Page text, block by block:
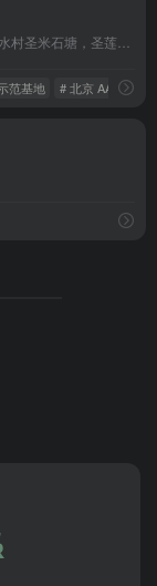
范基地 # 北京 AAAA 景区